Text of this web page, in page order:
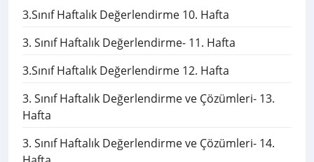
3.Sınıf Haftalık Değerlendirme 10. Hafta
3. Sınıf Haftalık Değerlendirme- 11. Hafta
3.Sınıf Haftalık Değerlendirme 12. Hafta
3. Sınıf Haftalık Değerlendirme ve Çözümleri- 13.
Hafta
3. Sınıf Haftalık Değerlendirme ve Çözümleri- 14.